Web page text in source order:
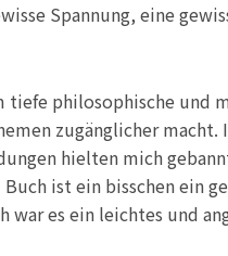
Spannung, eine
philosophische und
zugänglicher
hielten mich
ist ein bisschen ein
war es ein leichtes und